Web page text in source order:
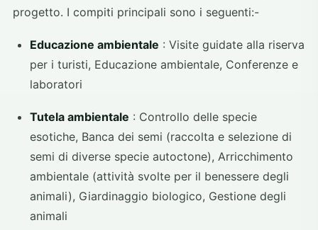
progetto. I compiti principali sono i seguenti:-
Educazione ambientale : Visite guidate alla riserva
per i turisti, Educazione ambientale, Conferenze e
laboratori
Tutela ambientale : Controllo delle specie
esotiche, Banca dei semi (raccolta e selezione di
semi di diverse specie autoctone), Arricchimento
ambientale (attività svolte per il benessere degli
animali), Giardinaggio biologico, Gestione degli
animali